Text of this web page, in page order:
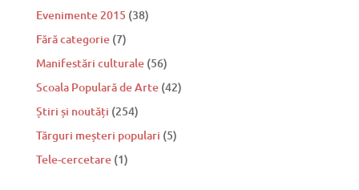
Evenimente 2015 (38)
Fără categorie(7)
Manifestări culturale(56)
Scoala Populară de Arte(42)
Știri și noutăți (254)
Tărguri meșteri populari (5)
Tele-cercetare(1)